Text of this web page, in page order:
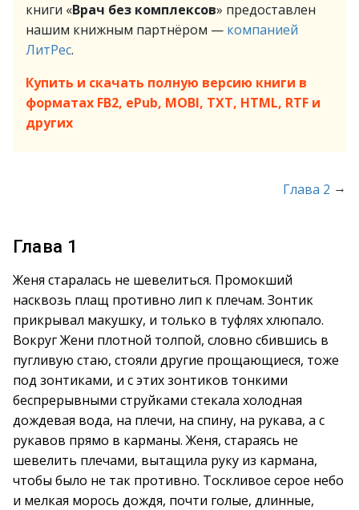
книги «Врач без комплексов» предоставлен
нашим книжным партнёром — компанией
ЛитРес.
Купить и скачать полную версию книги в
форматах FB2, ePub, MOBI, TXT, HTML, RTF и
других
Глава 2 →
Глава 1
Женя старалась не шевелиться. Промокший
насквозь плащ противно лип к плечам. Зонтик
прикрывал макушку, и только в туфлях хлюпало.
Вокруг Жени плотной толпой, словно сбившись в
пугливую стаю, стояли другие прощающиеся, тоже
под зонтиками, и с этих зонтиков тонкими
беспрерывными струйками стекала холодная
дождевая вода, на плечи, на спину, на рукава, а с
рукавов прямо в карманы. Женя, стараясь не
шевелить плечами, вытащила руку из кармана,
чтобы было не так противно. Тоскливое серое небо
и мелкая морось дождя, почти голые, длинные,